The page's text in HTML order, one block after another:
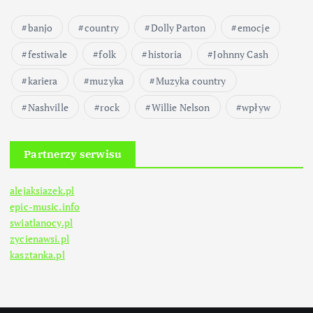
a
n
i
w
banjo country Dolly Parton
emocje
festiwale
folk historia
Johnny Cash
kariera
muzyka
Muzyka country
Nashville
rock Willie Nelson wpływ
Partnerzy serwisu
alejaksiazek.pl
epic-music.info
swiatlanocy.pl
zycienawsi.pl
kasztanka.pl